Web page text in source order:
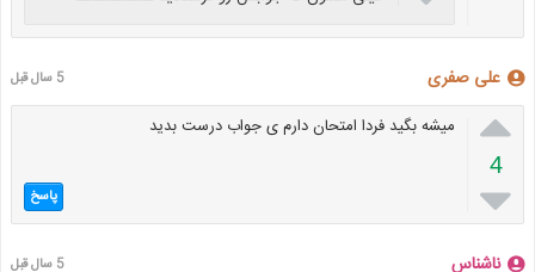
علی صفری 5 سال قبل

4

میشه بگید فردا امتحان دارم ی جواب درست بدید
پاسخ
ناشناس 5 سال قبل